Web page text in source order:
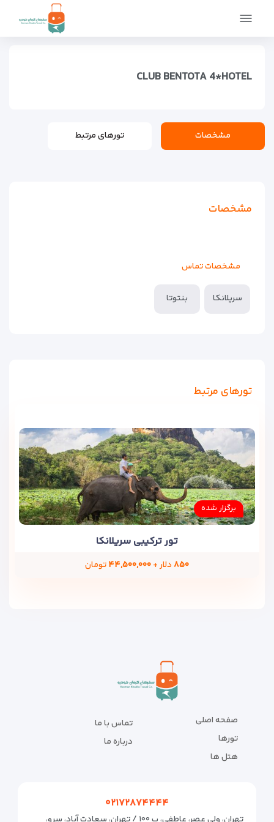
صفحه اصلی
CLUB BENTOTA 4*HOTEL
مشخصات تورهای مرتبط
مشخصات
مشخصات تماس
سریلانکا بنتوتا
تورهای مرتبط
برگزار شده
تور ترکیبی سریلانکا
۸۵۰دلار +۴۴,۵۰۰,۰۰۰تومان
صفحه اصلی
تورها
هتل ها
تماس با ما
درباره ما
۰۲۱۷۲۸۷۴۴۴۴
تهران، ولی عصر، عاطفی، پ ۱۰۰ / تهران، سعادت آباد، سرو،